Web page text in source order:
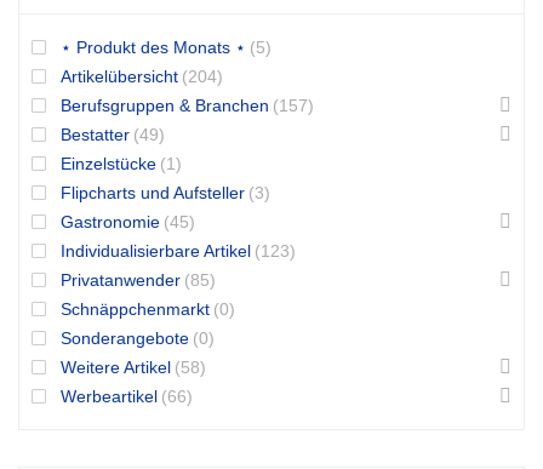
⋆ Produkt des Monats ⋆ (5)
Artikelübersicht (204)
Berufsgruppen & Branchen (157)
Bestatter (49)
Einzelstücke (1)
Flipcharts und Aufsteller (3)
Gastronomie (45)
Individualisierbare Artikel (123)
Privatanwender (85)
Schnäppchenmarkt (0)
Sonderangebote (0)
Weitere Artikel (58)
Werbeartikel (66)